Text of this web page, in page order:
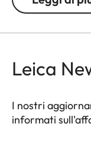
correzione di -
Leica
I nostri
informati